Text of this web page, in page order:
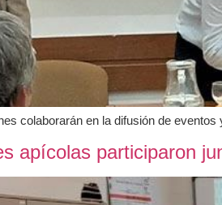
colaborarán en la difusión de
apícolas participaron